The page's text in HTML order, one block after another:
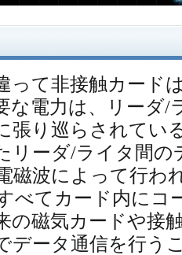
って非接触カード
な電力は、リーダ/
張り巡らされてい
リーダ/ライタ間の
磁波によって行わ
べてカード内にコ
の磁気カードや接
データ通信を行う